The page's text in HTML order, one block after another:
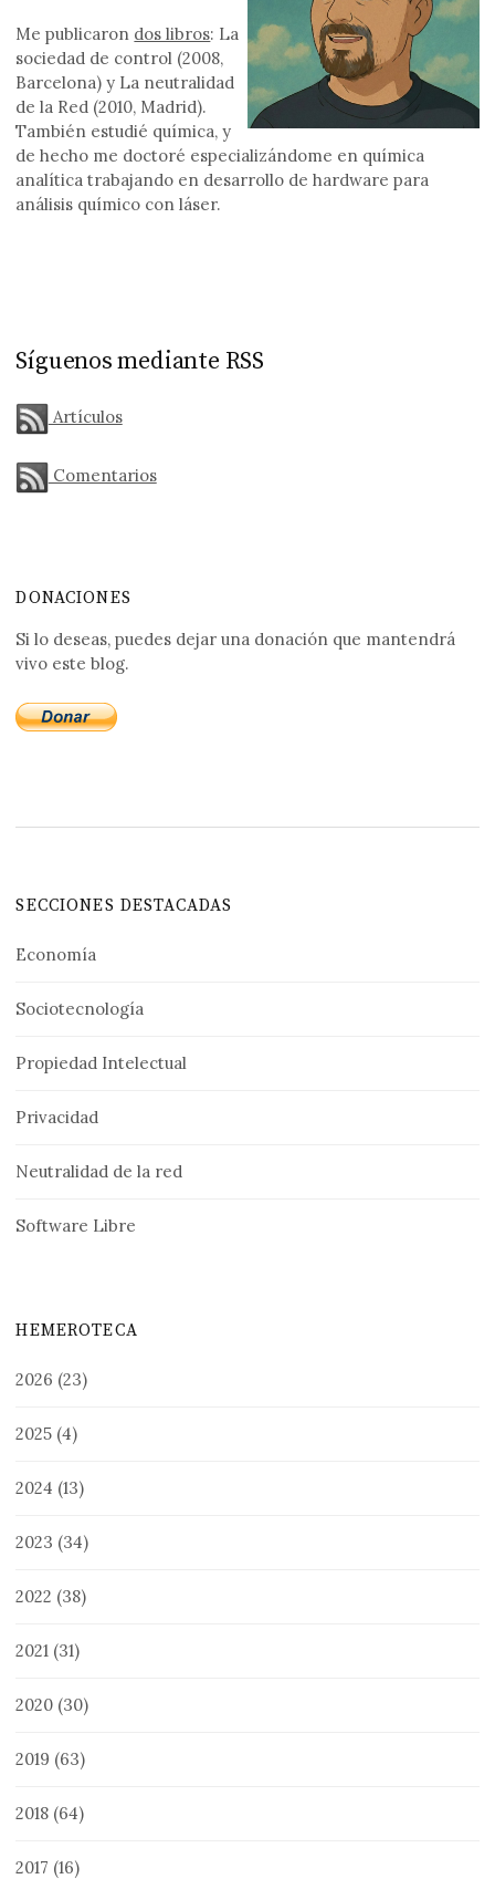
Me publicaron dos libros: La
sociedad de control (2008,
Barcelona) y La neutralidad
de la Red (2010, Madrid).
También estudié química, y
de hecho me doctoré especializándome en química
analítica trabajando en desarrollo de hardware para
análisis químico con láser.
Síguenos mediante RSS
Artículos
Comentarios
DONACIONES
Si lo deseas, puedes dejar una donación que mantendrá
vivo este blog.
SECCIONES DESTACADAS
Economía
Sociotecnología
Propiedad Intelectual
Privacidad
Neutralidad de la red
Software Libre
HEMEROTECA
2026 (23)
2025 (4)
2024 (13)
2023 (34)
2022 (38)
2021 (31)
2020 (30)
2019 (63)
2018 (64)
2017 (16)